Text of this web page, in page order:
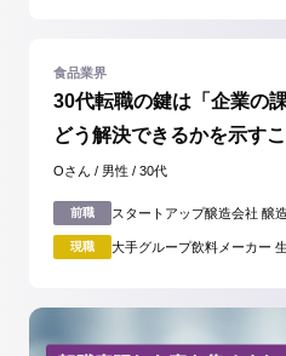
食品業界
30代転職の鍵は「企業の
どう解決できるかを示す
Oさん / 男性 / 30代
前職 スタートアップ醸造会社 醸
現職 大手グループ飲料メーカー